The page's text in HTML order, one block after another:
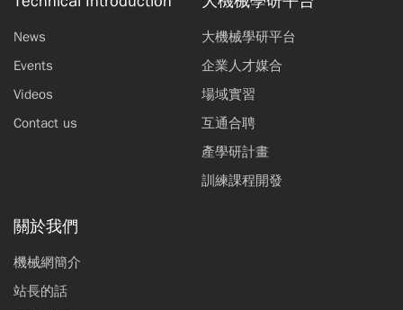
News
Events
Videos
Contact us
大機械學研平台
企業人才媒合
場域實習
互通合聘
產學研計畫
訓練課程開發
關於我們
機械網簡介
站長的話